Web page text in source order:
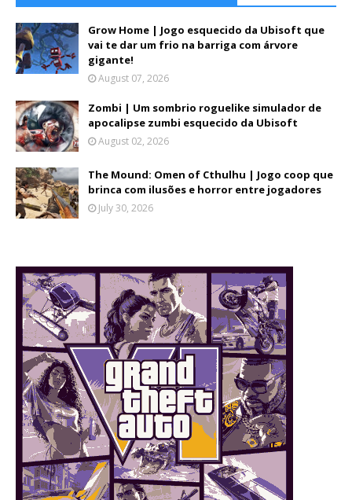
Grow Home | Jogo esquecido da Ubisoft que
vai te dar um frio na barriga com árvore
gigante!
August 07, 2026
Zombi | Um sombrio roguelike simulador de
apocalipse zumbi esquecido da Ubisoft
August 02, 2026
The Mound: Omen of Cthulhu | Jogo coop que
brinca com ilusões e horror entre jogadores
July 30, 2026